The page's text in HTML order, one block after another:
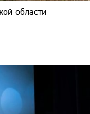
области